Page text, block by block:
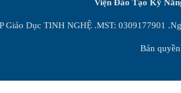
Viện Đào Tạo Kỹ
Giáo Dục TINH NGHỆ .MST: 0309177901
Bản